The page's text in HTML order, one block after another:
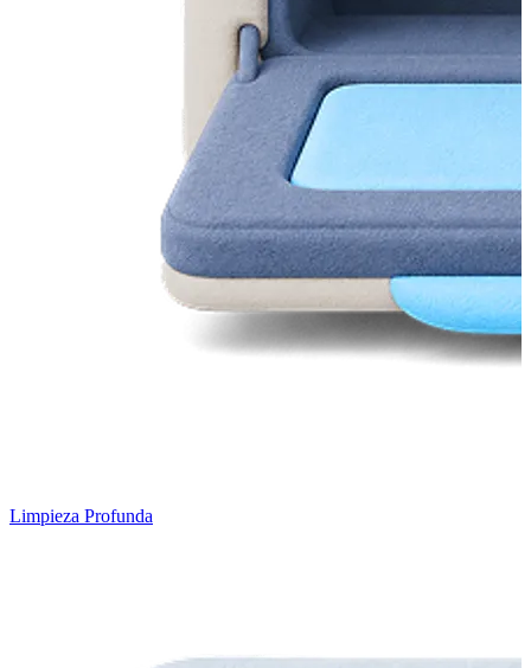
Limpieza Profunda